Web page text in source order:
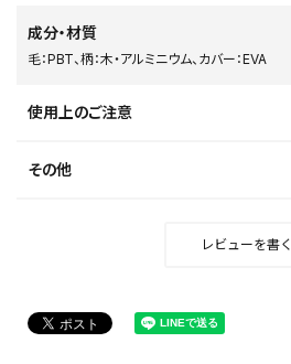
成分・材質
毛：PBT、柄：木・アルミニウム、カバー：EVA
使用上のご注意
その他
レビューを書く